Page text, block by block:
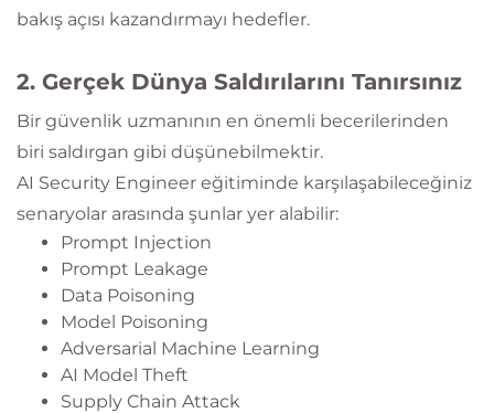
bakış açısı kazandırmayı hedefler.
2. Gerçek Dünya Saldırılarını Tanırsınız
Bir güvenlik uzmanının en önemli becerilerinden
biri saldırgan gibi düşünebilmektir.
AI Security Engineer eğitiminde karşılaşabileceğiniz
senaryolar arasında şunlar yer alabilir:
Prompt Injection
Prompt Leakage
Data Poisoning
Model Poisoning
Adversarial Machine Learning
AI Model Theft
Supply Chain Attack